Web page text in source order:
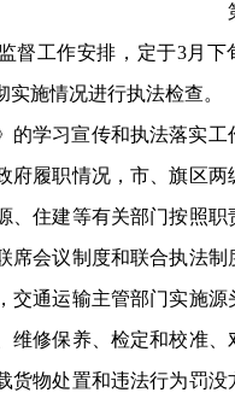
督工作安排，定于3月下
施情况进行执法检查。
的学习宣传和执法落实
府履职情况，市、旗区两
、住建等有关部门按照职
席会议制度和联合执法制
交通运输主管部门实施源
维修保养、检定和校准
货物处置和违法行为罚